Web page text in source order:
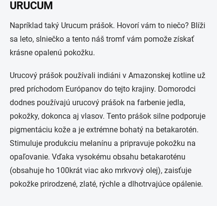
URUCUM
Napríklad taký Urucum prášok. Hovorí vám to niečo? Blíži
sa leto, slniečko a tento náš tromf vám pomože získať
krásne opalenú pokožku.
Urucový prášok používali indiáni v Amazonskej kotline už
pred príchodom Európanov do tejto krajiny. Domorodci
dodnes používajú urucový prášok na farbenie jedla,
pokožky, dokonca aj vlasov. Tento prášok silne podporuje
pigmentáciu kože a je extrémne bohatý na betakarotén.
Stimuluje produkciu melanínu a pripravuje pokožku na
opaľovanie. Vďaka vysokému obsahu betakaroténu
(obsahuje ho 100krát viac ako mrkvový olej), zaisťuje
pokožke prirodzené, zlaté, rýchle a dlhotrvajúce opálenie.